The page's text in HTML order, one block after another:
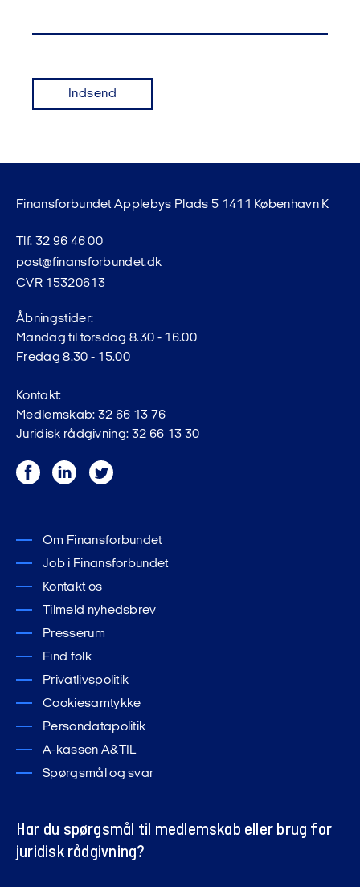
Indsend
Finansforbundet Applebys Plads 5 1411 København K
Tlf. 32 96 46 00
post@finansforbundet.dk
CVR 15320613
Åbningstider:
Mandag til torsdag 8.30 - 16.00
Fredag 8.30 - 15.00
Kontakt:
Medlemskab: 32 66 13 76
Juridisk rådgivning: 32 66 13 30
FacebookLinkedInTwitter
Om Finansforbundet
Job i Finansforbundet
Kontakt os
Tilmeld nyhedsbrev
Presserum
Find folk
Privatlivspolitik
Cookiesamtykke
Persondatapolitik
A-kassen A&TIL
Spørgsmål og svar
Har du spørgsmål til medlemskab eller brug for
juridisk rådgivning?